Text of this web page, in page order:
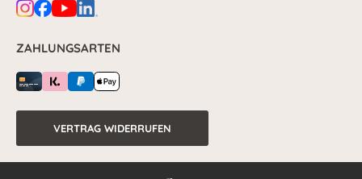
ZAHLUNGSARTEN
VERTRAG WIDERRUFEN